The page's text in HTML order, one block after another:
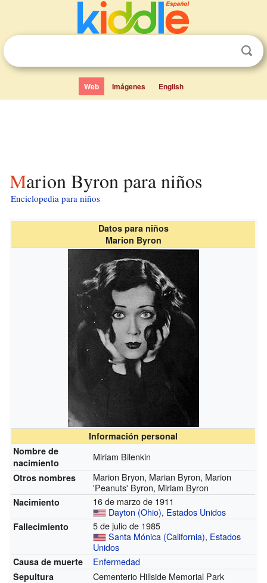
Web Imágenes English
Marion Byron para niños
Enciclopedia para niños
Datos para niños
Marion Byron
Información personal
Nombre de
nacimiento
Miriam Bilenkin
Otros nombres
Marion Bryon, Marian Byron, Marion
'Peanuts' Byron, Miriam Byron
Nacimiento
16 de marzo de 1911
Dayton (Ohio), Estados Unidos
Fallecimiento
5 de julio de 1985
Santa Mónica (California), Estados
Unidos
Causa de muerte Enfermedad
Sepultura Cementerio Hillside Memorial Park